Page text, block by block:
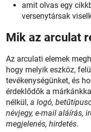
amit olvas egy
versenytársak
Mik az arculat
Az arculati elemek
hogy melyik eszköz,
tevékenységünket, és
érdeklődők a
nélkül, a logó,
névjegy, e-mail aláírás,
megjelenés, hirdetés.